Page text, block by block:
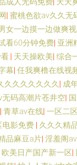
| 蜜桃色欲av久久无
女一边摸一边做爽
看60分钟免费| 亚洲
.| 天天操欧美| 综合
幕| 任我爽橹在线视
久久久久久久久| 成
无码高潮片苍井空|
| 青草av在线| 一区二
电影免费 | 久久久精
品麻豆a片| 淫羞阁
欧美日产国产新一区|